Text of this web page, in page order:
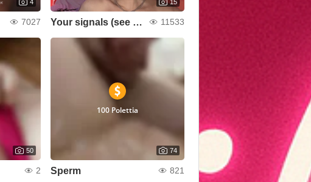
4
7027
15
Your signals (see prices in the album “💎Private menu”) 11533
50
2
100 Polettia
74
Sperm 821